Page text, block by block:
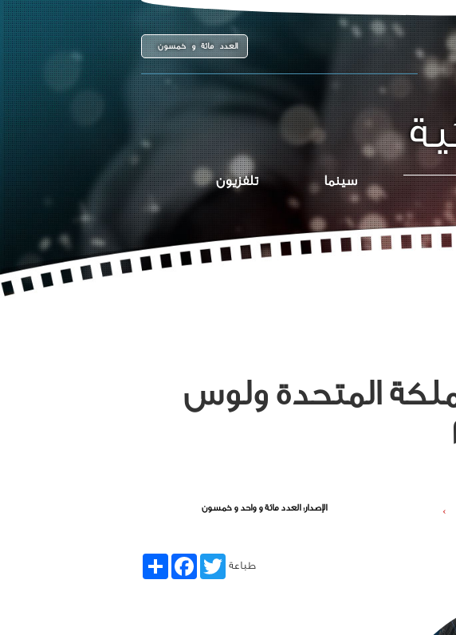
العدد مائة و خمسون
سينما تلفزيون
المتحدة ولوس
الإصدار: العدد مائة و واحد و خمسون
ShareFacebookTwitter طباعة